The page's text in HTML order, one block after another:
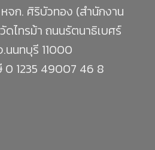
จก. ศิริบัวทอง (สำนักงาน
ดไทรม้า ถนนรัตนาธิเบศร์
นนทบุรี 11000
0 1235 49007 46 8